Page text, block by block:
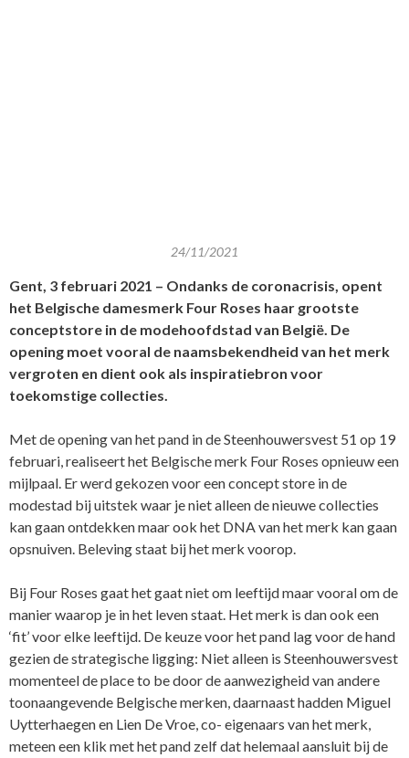
24/11/2021
Gent, 3 februari 2021 – Ondanks de coronacrisis, opent
het Belgische damesmerk Four Roses haar grootste
conceptstore in de modehoofdstad van België. De
opening moet vooral de naamsbekendheid van het merk
vergroten en dient ook als inspiratiebron voor
toekomstige collecties.
Met de opening van het pand in de Steenhouwersvest 51 op 19
februari, realiseert het Belgische merk Four Roses opnieuw een
mijlpaal. Er werd gekozen voor een concept store in de
modestad bij uitstek waar je niet alleen de nieuwe collecties
kan gaan ontdekken maar ook het DNA van het merk kan gaan
opsnuiven. Beleving staat bij het merk voorop.
Bij Four Roses gaat het gaat niet om leeftijd maar vooral om de
manier waarop je in het leven staat. Het merk is dan ook een
‘fit’ voor elke leeftijd. De keuze voor het pand lag voor de hand
gezien de strategische ligging: Niet alleen is Steenhouwersvest
momenteel de place to be door de aanwezigheid van andere
toonaangevende Belgische merken, daarnaast hadden Miguel
Uytterhaegen en Lien De Vroe, co- eigenaars van het merk,
meteen een klik met het pand zelf dat helemaal aansluit bij de